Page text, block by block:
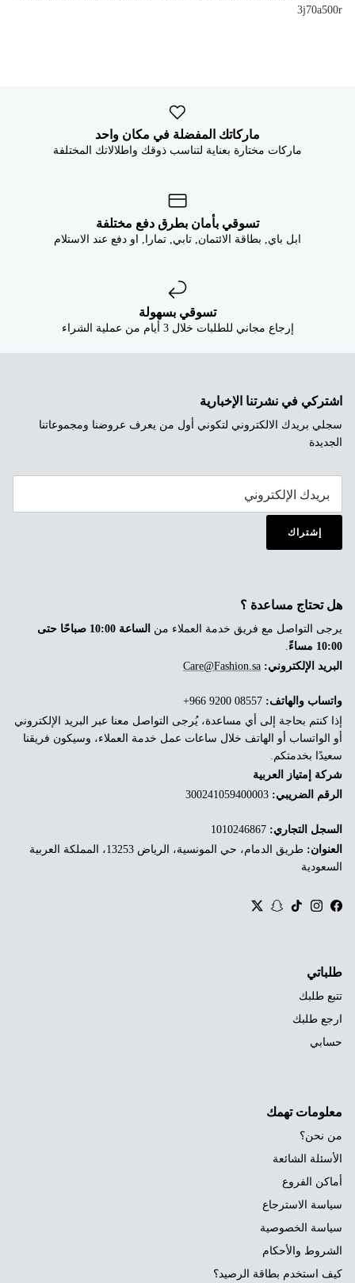
3j70a500r
ماركاتك المفضلة في مكان واحد
ماركات مختارة بعناية لتناسب ذوقك واطلالاتك المختلفة
تسوقي بأمان بطرق دفع مختلفة
ابل باي, بطاقة الائتمان, تابي, تمارا, او دفع عند الاستلام
تسوقي بسهولة
إرجاع مجاني للطلبات خلال 3 أيام من عملية الشراء
اشتركي في نشرتنا الإخبارية
سجلي بريدك الالكتروني لتكوني أول من يعرف عروضنا ومجموعاتنا
الجديدة
إشتراك
هل تحتاج مساعدة ؟
يرجى التواصل مع فريق خدمة العملاء من
الساعة 10:00 صباحًا حتى
10:00 مساءً
البريد الإلكتروني: Care@Fashion.sa
واتساب والهاتف:
إذا كنتم بحاجة إلى أي مساعدة، يُرجى التواصل معنا عبر البريد الإلكتروني
أو الواتساب أو الهاتف خلال ساعات عمل خدمة العملاء، وسيكون فريقنا
سعيدًا بخدمتكم.
شركة إمتياز العربية
الرقم الضريبي:
السجل التجاري:
العنوان:
طريق الدمام، حي المونسية، الرياض 13253، المملكة العربية
السعودية
Facebook
Instagram
TikTok
Snapchat
Twitter
طلباتي
تتبع طلبك
ارجع طلبك
حسابي
معلومات تهمك
من نحن؟
الأسئلة الشائعة
أماكن الفروع
سياسة الاسترجاع
سياسة الخصوصية
الشروط والأحكام
كيف استخدم بطاقة الرصيد؟